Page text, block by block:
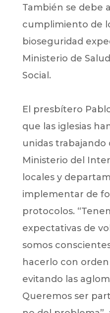
También se debe
cumplimiento de
bioseguridad
Ministerio de
Social.
El presbítero
que las iglesias
unidas trabajando
Ministerio del
locales y
implementar de
protocolos.
expectativas de
somos
hacerlo con
evitando las
Queremos ser